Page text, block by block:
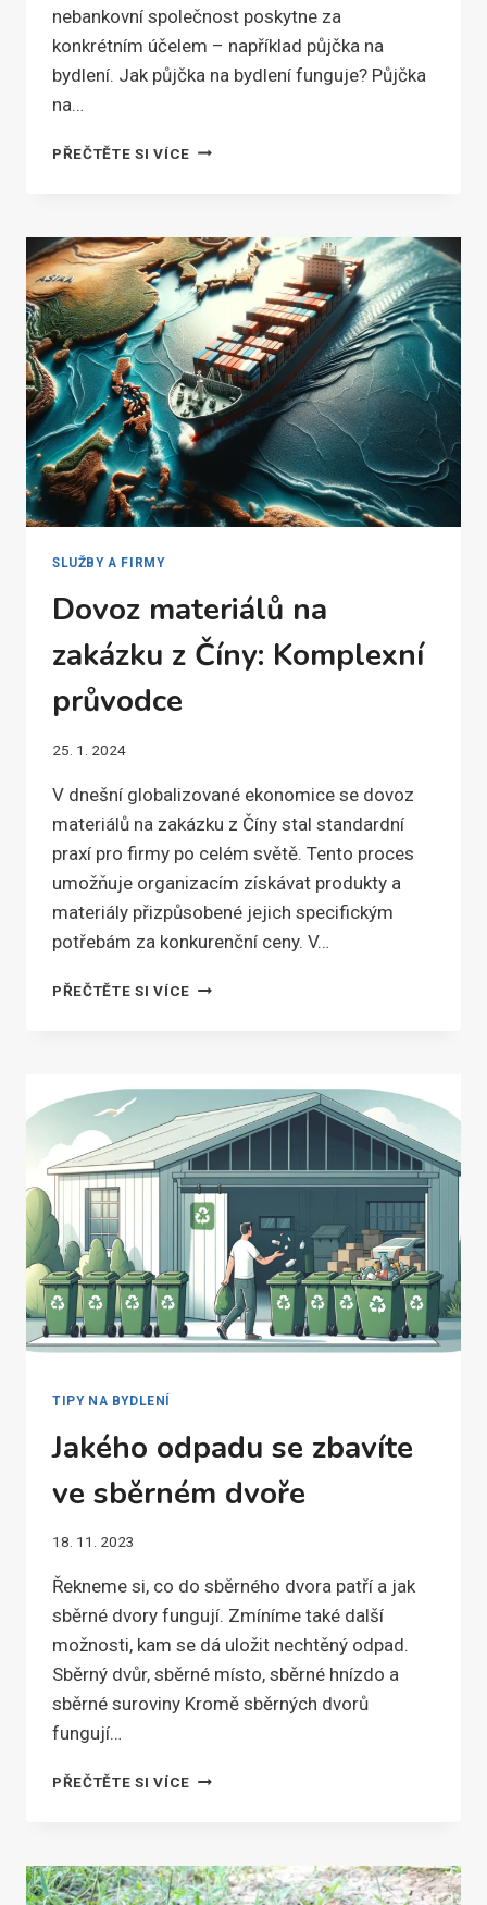
nebankovní společnost poskytne za
konkrétním účelem – například půjčka na
bydlení. Jak půjčka na bydlení funguje? Půjčka
na…
PŘEČTĚTE SI VÍCENA
A
TAKÉ
NEJTYPIČTĚJŠÍ
BANKOVNÍ
PŮJČKY
SLUŽBY A FIRMY
Dovoz materiálů na
zakázku z Číny: Komplexní
průvodce
25. 1. 2024
V dnešní globalizované ekonomice se dovoz
materiálů na zakázku z Číny stal standardní
praxí pro firmy po celém světě. Tento proces
umožňuje organizacím získávat produkty a
materiály přizpůsobené jejich specifickým
potřebám za konkurenční ceny. V…
PŘEČTĚTE SI VÍCEDOVOZ
KOMPLEXNÍ
PRŮVODCE
TIPY NA BYDLENÍ
Jakého odpadu se zbavíte
ve sběrném dvoře
18. 11. 2023
Řekneme si, co do sběrného dvora patří a jak
sběrné dvory fungují. Zmíníme také další
možnosti, kam se dá uložit nechtěný odpad.
Sběrný dvůr, sběrné místo, sběrné hnízdo a
sběrné suroviny Kromě sběrných dvorů
fungují…
PŘEČTĚTE SI VÍCEJAKÉHO
VE
SBĚRNÉM